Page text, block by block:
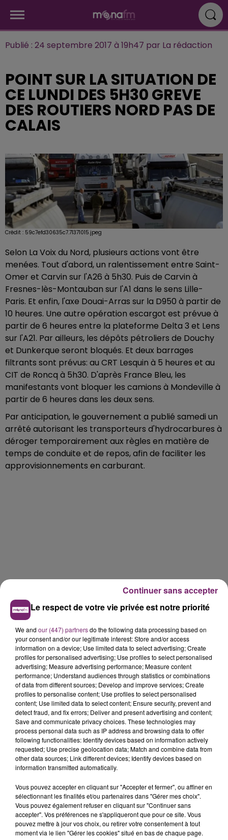
Publié : 24 septembre 2017 à 19h47 par La rédaction
POINT SUR LA SITUATION DE
CE LUNDI DES 5H30 GREVE
DES ROUTIERS NORD PAS DE
CALAIS
Crédit : 59c7efd30635c7.71371015.jpeg
Selon La Voix du Nord, plusieurs actions vont être
menées. Tout d'abord, un ralentissement entre Saint-
Omer et Carvin sur l'A26 à 5h30. Puis de Carvin à
Fresnes-lès-Montauban sur l'A1 dans le sens Lille-
Paris. Et enfin, l'axe Douai-Arras sur la D950 à partir de
10 heures. Une autre opération escargot est prévue à
partir de 6 heures entre la plateforme Delta 3 et Lens
sur l'A21. Par ailleurs, les dépôts pétroliers de Douchy
et Dunkerque seront bloqués. Et deux barrages
filtrants sont prévus: au CRT Lesquin à 5 heures et au
CIT de Roncq à 5h30. D'après France Bleu, les
manifestants vont bloquer les camions à Mondeville à
partir de 6 heures dans les deux sens.
Par anticipation, le gouvernement a publié samedi un
arrêté autorisant les transporteurs d'hydrocarbures à
déroger temporairement aux règles en matière de
temps de conduite et de repos, afin de faciliter les
approvisionnements en carburant.
de Frelinghien !
Le respect de votre vie privée est notre priorité
We and our (447) partnersdo the following data processing based on
your consent and/or our legitimate interest: Store and/or access
information on a device; Use limited data to select advertising; Create
profiles for personalised advertising; Use profiles to select personalised
advertising; Measure advertising performance; Measure content
performance; Understand audiences through statistics or combinations
of data from different sources; Develop and improve services; Create
profiles to personalise content; Use profiles to select personalised
content; Use limited data to select content; Ensure security, prevent and
detect fraud, and fix errors; Deliver and present advertising and content;
Save and communicate privacy choices. These technologies may
process personal data such as IP address and browsing data to offer
following functionalities: Identify devices based on information actively
requested; Use precise geolocation data; Match and combine data from
other data sources; Link different devices; Identify devices based on
information transmitted automatically.
Vous pouvez accepter en cliquant sur "Accepter et fermer", ou affiner en
sélectionnant les finalités et/ou partenaires dans "Gérer mes choix".
Vous pouvez également refuser en cliquant sur "Continuer sans
accepter". Vos préférences ne s'appliqueront que pour ce site. Vous
pouvez mettre à jour vos choix, ou retirer votre consentement à tout
moment via le lien "Gérer les cookies" situé en bas de chaque page.
Continuer sans accepter